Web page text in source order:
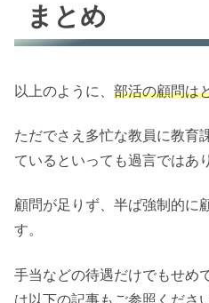
まとめ
以上のように、 部活の顧問は
ただでさえ多忙な教員に教育
ているといっても過言ではあ
顧問が足りず、半ば強制的に
す。
手当などの待遇だけでもせめ
は以下の記事もご参照ください